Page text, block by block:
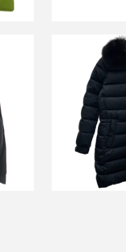
ット
プラダ フォック
詳